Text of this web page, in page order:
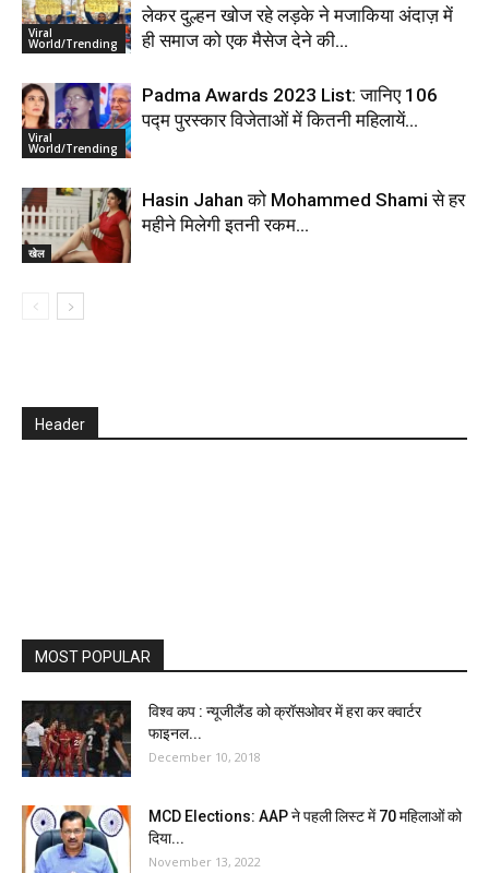
Viral
World/Trending
लेकर दुल्हन खोज रहे लड़के ने मजाकिया अंदाज़ में
ही समाज को एक मैसेज देने की...
Viral
World/Trending
Padma Awards 2023 List: जानिए 106
पद्म पुरस्कार विजेताओं में कितनी महिलायें…
खेल
Hasin Jahan को Mohammed Shami से हर
महीने मिलेगी इतनी रकम…
Header
MOST POPULAR
विश्व कप : न्यूजीलैंड को क्रॉसओवर में हरा कर क्वार्टर
फाइनल...
December 10, 2018
MCD Elections: AAP ने पहली लिस्ट में 70 महिलाओं को
दिया...
November 13, 2022